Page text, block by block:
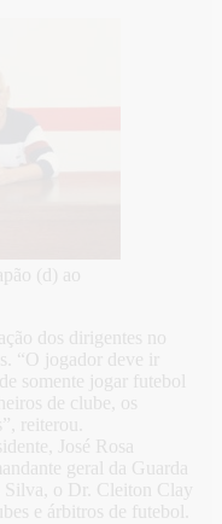
(d) ao
dos dirigentes no
“O jogador deve ir
somente jogar futebol
de clube, os
reiterou.
José Rosa
geral da Guarda
o Dr. Cleiton Clay
e árbitros de futebol.